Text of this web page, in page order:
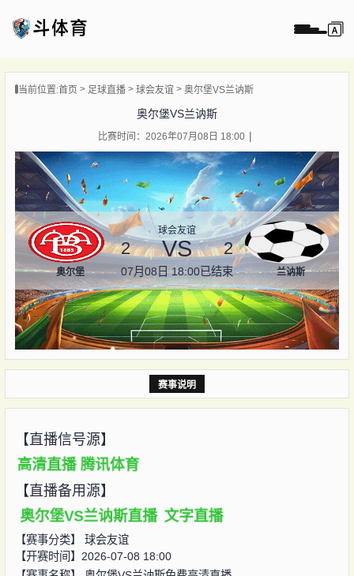
播
像
闻
当前位置:首页 足球直播 球会友谊 奥尔堡VS兰讷斯
奥尔堡VS兰讷斯
比赛时间：2026年07月08日 18:00
奥尔堡
球会友谊
2 VS 2
07月08日 18:00已结束 兰讷斯
赛事说明
【直播信号源】
高清直播 腾讯体育
【直播备用源】
奥尔堡VS兰讷斯直播 文字直播
【赛事分类】 球会友谊
【开赛时间】2026-07-08 18:00